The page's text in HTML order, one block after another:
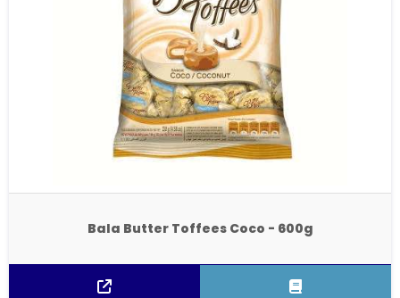
Bala Butter Toffees Coco - 600g